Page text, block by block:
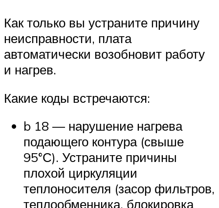
Как только вы устраните причину
неисправности, плата
автоматически возобновит работу
и нагрев.
Какие коды встречаются:
b 18 — нарушение нагрева
подающего контура (свыше
95°С). Устраните причины
плохой циркуляции
теплоносителя (засор фильтров,
теплообменника, блокировка